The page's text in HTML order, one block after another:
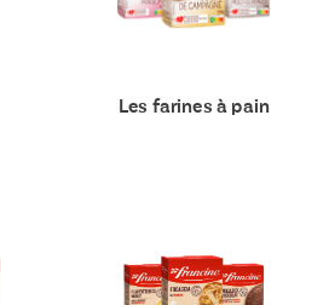
Les farines à pain